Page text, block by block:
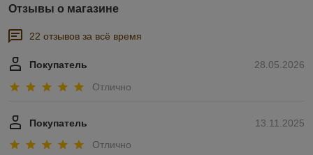
Отзывы о магазине
22 отзывов за всё время
28.05.2026
Покупатель
Отлично
13.11.2025
Покупатель
Отлично